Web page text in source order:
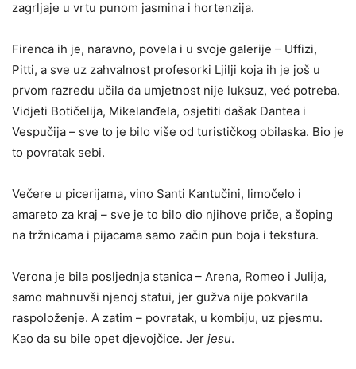
zagrlјaje u vrtu punom jasmina i hortenzija.
Firenca ih je, naravno, povela i u svoje galerije – Uffizi,
Pitti, a sve uz zahvalnost profesorki Ljilјi koja ih je još u
prvom razredu učila da umjetnost nije luksuz, već potreba.
Vidjeti Botičelija, Mikelanđela, osjetiti dašak Dantea i
Vespučija – sve to je bilo više od turističkog obilaska. Bio je
to povratak sebi.
Večere u picerijama, vino Santi Kantučini, limočelo i
amareto za kraj – sve je to bilo dio njihove priče, a šoping
na tržnicama i pijacama samo začin pun boja i tekstura.
Verona je bila poslјednja stanica – Arena, Romeo i Julija,
samo mahnuvši njenoj statui, jer gužva nije pokvarila
raspoloženje. A zatim – povratak, u kombiju, uz pjesmu.
Kao da su bile opet djevojčice. Jer jesu.